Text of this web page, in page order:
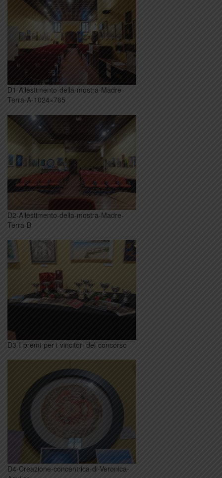
D1-Allestimento-della-mostra-Madre-
Terra-A-1024×765
D2-Allestimento-della-mostra-Madre-
Terra-B
D3-I-premi-per-i-vincitori-del-concorso
D4-Creazione-concentrica-di-Veronica-